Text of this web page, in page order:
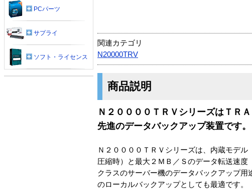
関連カテゴリ
N20000TRV
商品説明
Ｎ２００００ＴＲＶシリーズはＴＲ
先進のデータバックアップ装置です。
Ｎ２００００ＴＲＶシリーズは、内蔵モデ
圧縮時）と最大２ＭＢ／Ｓのデータ転送速
クラスのサーバー機のデータバックアップ
のローカルバックアップとしても最適です。
PCパーツ
サプライ
ソフト・ライセンス